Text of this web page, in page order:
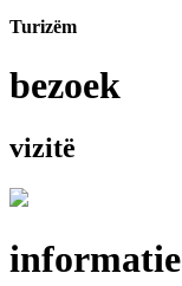
Turizëm
bezoek
vizitë
informatie